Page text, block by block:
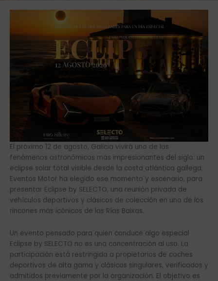
El próximo 12 de agosto, Galicia vivirá uno de los
fenómenos astronómicos más impresionantes del siglo: un
eclipse solar total visible desde la costa atlántica gallega.
Eventos Motor ha elegido ese momento y escenario, para
presentar Eclipse by SELECTO, una reunión privada de
vehículos deportivos y clásicos de colección en uno de los
rincones más icónicos de las Rías Baixas.
Un evento pensado para quien conduce algo especial
Eclipse by SELECTO no es una concentración al uso. La
participación está restringida a propietarios de coches
deportivos de alta gama y clásicos singulares, verificados y
admitidos previamente por la organización. El objetivo es